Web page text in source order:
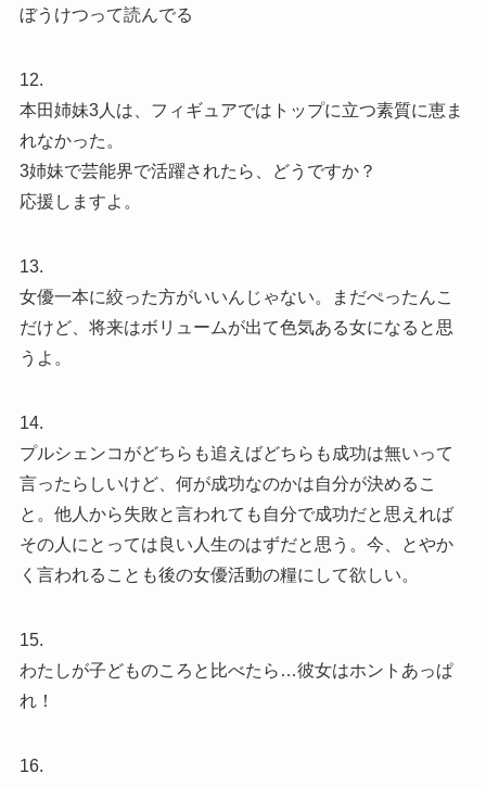
ぼうけつって読んでる
12.
本田姉妹3人は、フィギュアではトップに立つ素質に恵ま
れなかった。
3姉妹で芸能界で活躍されたら、どうですか？
応援しますよ。
13.
女優一本に絞った方がいいんじゃない。まだぺったんこ
だけど、将来はボリュームが出て色気ある女になると思
うよ。
14.
プルシェンコがどちらも追えばどちらも成功は無いって
言ったらしいけど、何が成功なのかは自分が決めるこ
と。他人から失敗と言われても自分で成功だと思えれば
その人にとっては良い人生のはずだと思う。今、とやか
く言われることも後の女優活動の糧にして欲しい。
15.
わたしが子どものころと比べたら…彼女はホントあっぱ
れ！
16.